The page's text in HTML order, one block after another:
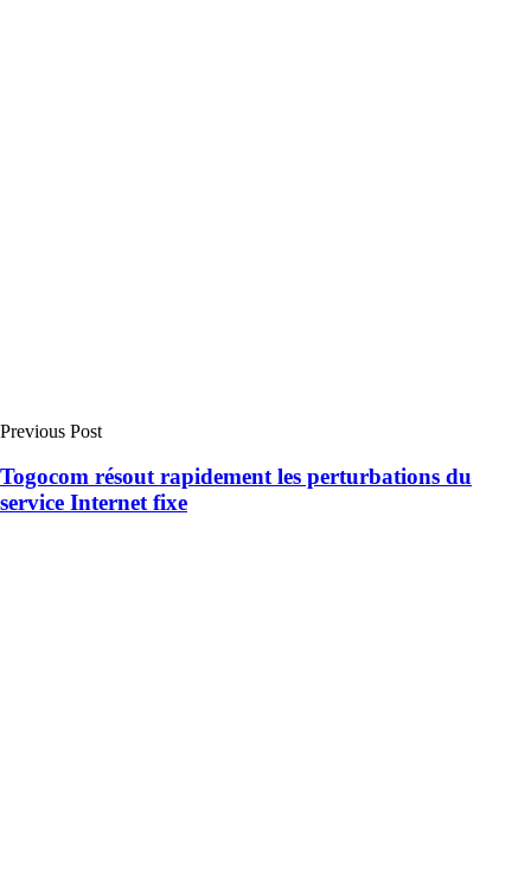
Previous Post
Togocom résout rapidement les perturbations du
service Internet fixe